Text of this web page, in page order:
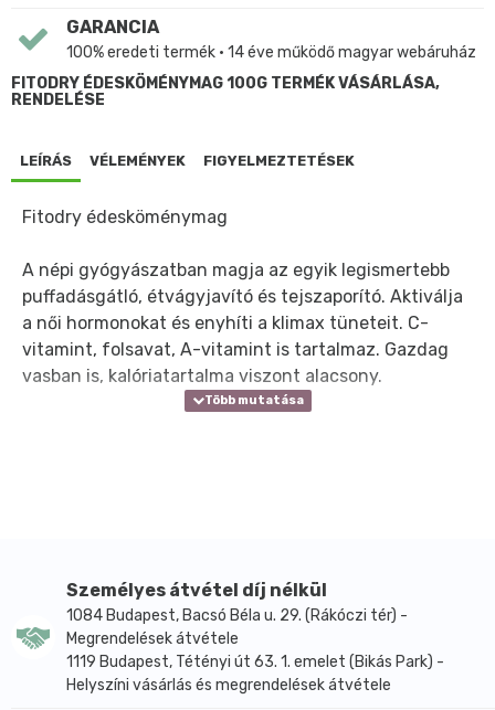
GARANCIA
100% eredeti termék • 14 éve működő magyar webáruház
FITODRY ÉDESKÖMÉNYMAG 100G TERMÉK VÁSÁRLÁSA,
RENDELÉSE
LEÍRÁS VÉLEMÉNYEK FIGYELMEZTETÉSEK
Fitodry édesköménymag
A népi gyógyászatban magja az egyik legismertebb
puffadásgátló, étvágyjavító és tejszaporító. Aktiválja
a női hormonokat és enyhíti a klimax tüneteit. C-
vitamint, folsavat, A-vitamint is tartalmaz. Gazdag
vasban is, kalóriatartalma viszont alacsony.
Személyes átvétel díj nélkül
1084 Budapest, Bacsó Béla u. 29. (Rákóczi tér) -
Megrendelések átvétele
1119 Budapest, Tétényi út 63. 1. emelet (Bikás Park) -
Helyszíni vásárlás és megrendelések átvétele